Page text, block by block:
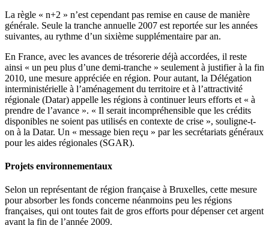
La règle « n+2 » n’est cependant pas remise en cause de manière
générale. Seule la tranche annuelle 2007 est reportée sur les années
suivantes, au rythme d’un sixième supplémentaire par an.
En France, avec les avances de trésorerie déjà accordées, il reste
ainsi « un peu plus d’une demi-tranche » seulement à justifier à la fin
2010, une mesure appréciée en région. Pour autant, la Délégation
interministérielle à l’aménagement du territoire et à l’attractivité
régionale (Datar) appelle les régions à continuer leurs efforts et « à
prendre de l’avance ». « Il serait incompréhensible que les crédits
disponibles ne soient pas utilisés en contexte de crise », souligne-t-
on à la Datar. Un « message bien reçu » par les secrétariats généraux
pour les aides régionales (SGAR).
Projets environnementaux
Selon un représentant de région française à Bruxelles, cette mesure
pour absorber les fonds concerne néanmoins peu les régions
françaises, qui ont toutes fait de gros efforts pour dépenser cet argent
avant la fin de l’année 2009.